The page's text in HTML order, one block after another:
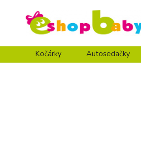
Kočárky Autosedačky